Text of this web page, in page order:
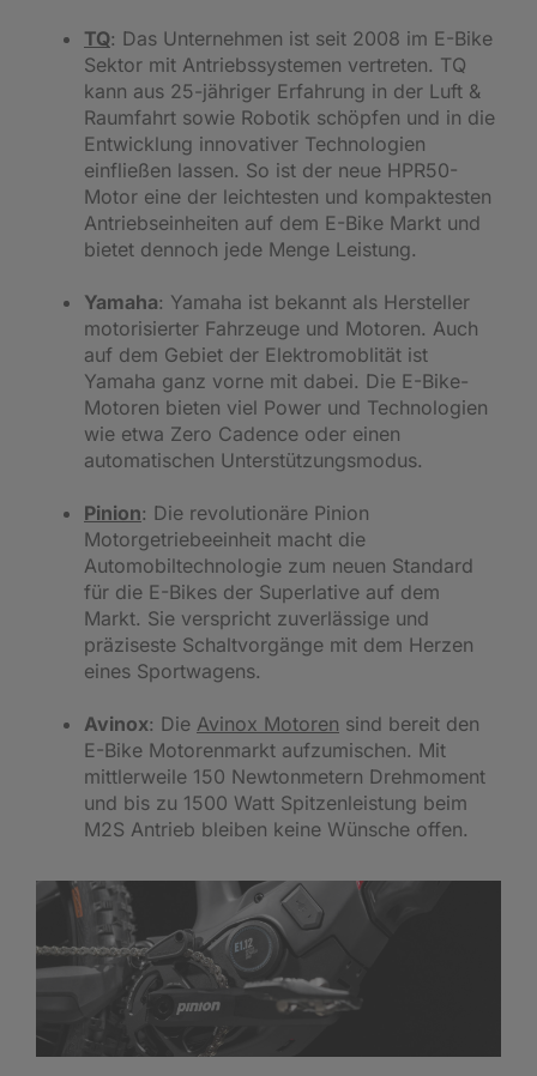
TQ: Das Unternehmen ist seit 2008 im E-Bike
Sektor mit Antriebssystemen vertreten. TQ
kann aus 25-jähriger Erfahrung in der Luft &
Raumfahrt sowie Robotik schöpfen und in die
Entwicklung innovativer Technologien
einfließen lassen. So ist der neue HPR50-
Motor eine der leichtesten und kompaktesten
Antriebseinheiten auf dem E-Bike Markt und
bietet dennoch jede Menge Leistung.
Yamaha: Yamaha ist bekannt als Hersteller
motorisierter Fahrzeuge und Motoren. Auch
auf dem Gebiet der Elektromoblität ist
Yamaha ganz vorne mit dabei. Die E-Bike-
Motoren bieten viel Power und Technologien
wie etwa Zero Cadence oder einen
automatischen Unterstützungsmodus.
Pinion: Die revolutionäre Pinion
Motorgetriebeeinheit macht die
Automobiltechnologie zum neuen Standard
für die E-Bikes der Superlative auf dem
Markt. Sie verspricht zuverlässige und
präziseste Schaltvorgänge mit dem Herzen
eines Sportwagens.
Avinox: Die Avinox Motoren sind bereit den
E-Bike Motorenmarkt aufzumischen. Mit
mittlerweile 150 Newtonmetern Drehmoment
und bis zu 1500 Watt Spitzenleistung beim
M2S Antrieb bleiben keine Wünsche offen.